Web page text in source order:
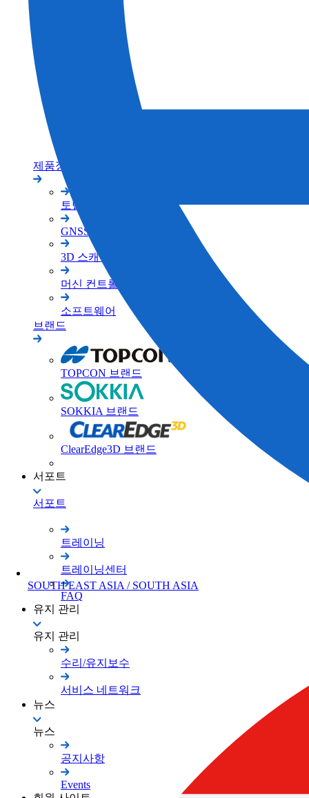
제품정보 카테고리
토탈 스테이션
GNSS
3D 스캐너
머신 컨트롤
소프트웨어
브랜드
TOPCON 브랜드
SOKKIA 브랜드
ClearEdge3D 브랜드
서포트
서포트
트레이닝
트레이닝센터
FAQ
유지 관리
유지 관리
수리/유지보수
서비스 네트워크
뉴스
뉴스
공지사항
Events
SOUTH EAST ASIA / SOUTH ASIA